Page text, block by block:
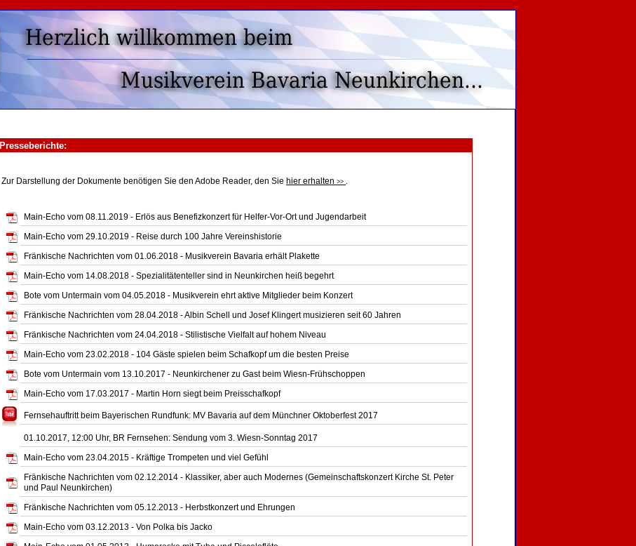
Presseberichte:
Zur Darstellung der Dokumente benötigen Sie den Adobe Reader, den Sie hier erhalten >> .
Main-Echo vom 08.11.2019 - Erlös aus Benefizkonzert für Helfer-Vor-Ort und Jugendarbeit
Main-Echo vom 29.10.2019 - Reise durch 100 Jahre Vereinshistorie
Fränkische Nachrichten vom 01.06.2018 - Musikverein Bavaria erhält Plakette
Main-Echo vom 14.08.2018 - Spezialitätenteller sind in Neunkirchen heiß begehrt
Bote vom Untermain vom 04.05.2018 - Musikverein ehrt aktive Mitglieder beim Konzert
Fränkische Nachrichten vom 28.04.2018 - Albin Schell und Josef Klingert musizieren seit 60 Jahren
Fränkische Nachrichten vom 24.04.2018 - Stilistische Vielfalt auf hohem Niveau
Main-Echo vom 23.02.2018 - 104 Gäste spielen beim Schafkopf um die besten Preise
Bote vom Untermain vom 13.10.2017 - Neunkirchener zu Gast beim Wiesn-Frühschoppen
Main-Echo vom 17.03.2017 - Martin Horn siegt beim Preisschafkopf
Fernsehauftritt beim Bayerischen Rundfunk: MV Bavaria auf dem Münchner Oktoberfest 2017
01.10.2017, 12:00 Uhr, BR Fernsehen: Sendung vom 3. Wiesn-Sonntag 2017
Main-Echo vom 23.04.2015 - Kräftige Trompeten und viel Gefühl
Fränkische Nachrichten vom 02.12.2014 - Klassiker, aber auch Modernes (Gemeinschaftskonzert Kirche St. Peter
und Paul Neunkirchen)
Fränkische Nachrichten vom 05.12.2013 - Herbstkonzert und Ehrungen
Main-Echo vom 03.12.2013 - Von Polka bis Jacko